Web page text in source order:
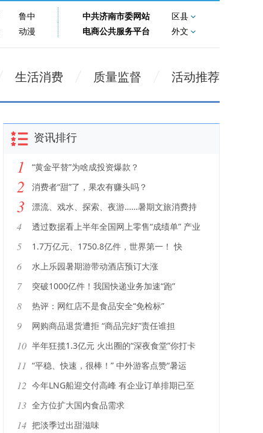
鲁中 中共济南市委网站
区县
动漫 电商公共服务平台 外文
生活消费 质量监督 活动推荐
资讯排行
1 “黄金平替”为啥成投资爆款？
2 消费者“甜”了，果农有赚头吗？
3
漂流、戏水、探索、夜游……暑期文旅消费持
续升温 “夏日经济”动能强劲
4
透过数据看上半年全国网上零售“成绩单” 产业
电商激发转型新潜力
5
1.7万亿元、1750.8亿件，世界第一！ 快
递“小”包裹撬动消费“大”市场
6 水上乐园暑期游带动酒店预订大涨
7 突破1000亿件！我国快递业务加速“跑”
8 热评：网红店不是食品安全“免检标”
9 网购商品退货遭拒 “商品完好”责任谁担
10 半年狂揽1.3亿元 火出圈的“深夜食堂”你打卡
了吗？
11 “平稳、快速，很棒！” 中外游客点赞“暑运
版”高铁
12 今年LNG船迎交付高峰 有企业订单排期已至
2031年
13 全方位扩大国内食品需求
14 把淡季过出甜滋味